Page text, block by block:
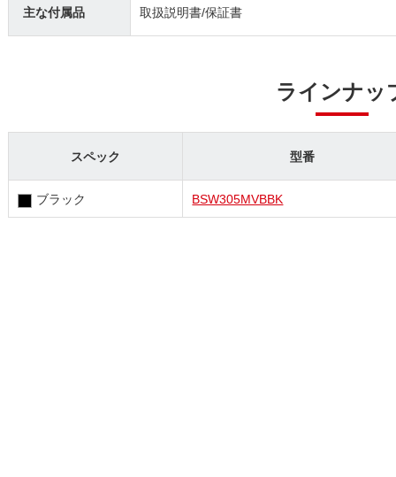
主な付属品 取扱説明書/保証書
ラインナッ
スペック 型番
ブラック BSW305MVBBK